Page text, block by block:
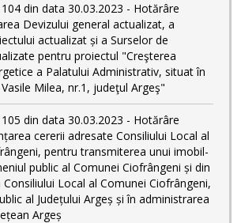
din data 30.03.2023 - Hotărâre
Devizului general actualizat, a
actualizat și a Surselor de
pentru proiectul "Creşterea
a Palatului Administrativ, situat în
Milea, nr.1, judeţul Argeş"
din data 30.03.2023 - Hotărâre
cererii adresate Consiliului Local al
pentru transmiterea unui imobil-
public al Comunei Ciofrângeni și din
Local al Comunei Ciofrângeni,
al Județului Argeș și în administrarea
Argeș